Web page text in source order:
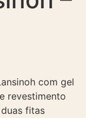
com gel
revestimento
fitas